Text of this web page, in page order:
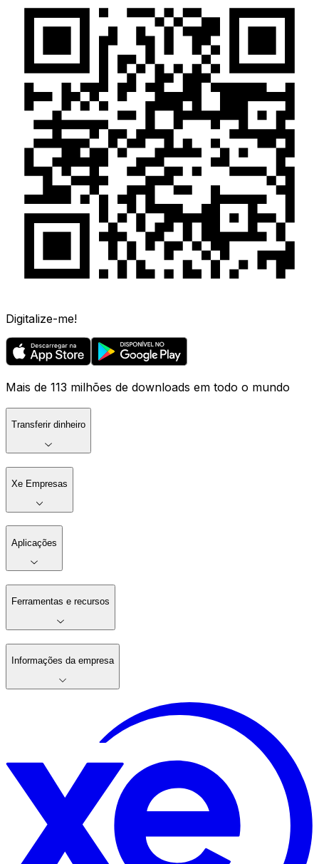
Digitalize-me!
Mais de 113 milhões de downloads em todo o mundo
Transferir dinheiro
Xe Empresas
Aplicações
Ferramentas e recursos
Informações da empresa